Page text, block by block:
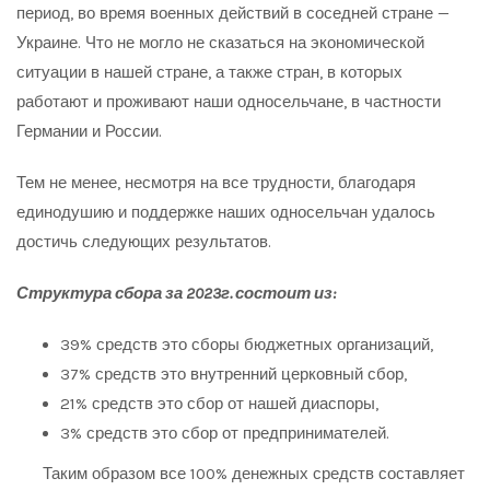
период, во время военных действий в соседней стране —
Украине. Что не могло не сказаться на экономической
ситуации в нашей стране, а также стран, в которых
работают и проживают наши односельчане, в частности
Германии и России.
Тем не менее, несмотря на все трудности, благодаря
единодушию и поддержке наших односельчан удалось
достичь следующих результатов.
Структура сбора за 2023г. состоит из:
39% средств это сборы бюджетных организаций,
37% средств это внутренний церковный сбор,
21% средств это сбор от нашей диаспоры,
3% средств это сбор от предпринимателей.
Таким образом все 100% денежных средств составляет